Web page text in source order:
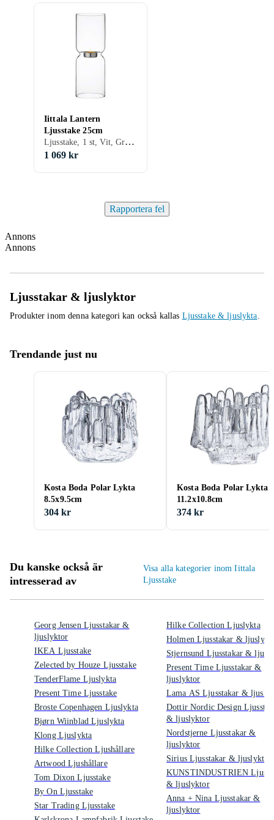
Iittala Lantern
Ljusstake 25cm
Ljusstake, 1 st, Vit, Grå/Antracit, Glas, Transparent
1 069 kr
Rapportera fel
Annons
Annons
Ljusstakar & ljuslyktor
Produkter inom denna kategori kan också kallas Ljusstake & ljuslykta.
Trendande just nu
Kosta Boda Polar Lykta
8.5x9.5cm
304 kr
Kosta Boda Polar Lykta
11.2x10.8cm
374 kr
Du kanske också är
intresserad av
Visa alla kategorier inom Iittala
Ljusstake
Georg Jensen Ljusstakar &
ljuslyktor
IKEA Ljusstake
Zelected by Houze Ljusstake
TenderFlame Ljuslykta
Present Time Ljusstake
Broste Copenhagen Ljuslykta
Bjørn Wiinblad Ljuslykta
Klong Ljuslykta
Hilke Collection Ljushållare
Artwood Ljushållare
Tom Dixon Ljusstake
By On Ljusstake
Star Trading Ljusstake
Hilke Collection Ljuslykta
Holmen Ljusstakar &
Stjernsund Ljusstakar &
Present Time Ljusstakar &
ljuslyktor
Lama AS Ljusstakar &
Dottir Nordic Design
& ljuslyktor
Nordstjerne Ljusstakar &
ljuslyktor
Sirius Ljusstakar & ljuslyktor
KUNSTINDUSTRIEN
& ljuslyktor
Anna + Nina Ljusstakar &
ljuslyktor